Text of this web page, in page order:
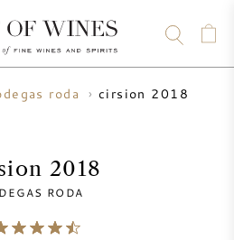
roda cirsion 2018
2018
RODA